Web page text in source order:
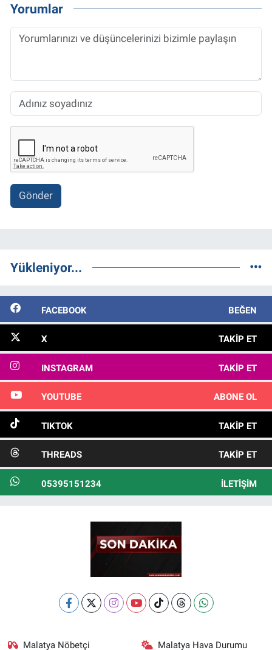
Yorumlar
Gönder
Yükleniyor...
FACEBOOK BEĞEN
X TAKIP ET
INSTAGRAM TAKIP ET
YOUTUBE ABONE OL
TIKTOK TAKIP ET
THREADS TAKIP ET
05395151234 İLETIŞIM
Malatya Nöbetçi Malatya Hava Durumu